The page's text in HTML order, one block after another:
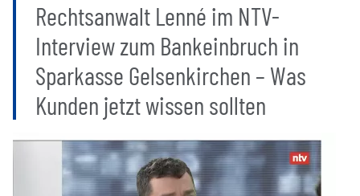
Rechtsanwalt Lenné im NTV-
Interview zum Bankeinbruch in
Sparkasse Gelsenkirchen – Was
Kunden jetzt wissen sollten